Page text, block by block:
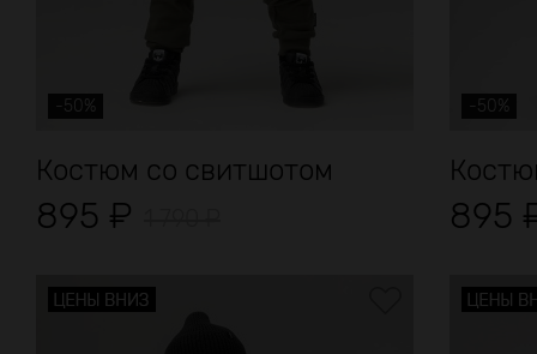
-50%
Костюм со свитшотом
895 ₽
-50%
895